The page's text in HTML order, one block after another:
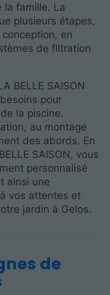
la famille. La
plusieurs étapes,
en
de filtration
BELLE SAISON
pour
la piscine.
au montage
des abords. En
SAISON, vous
personnalisé
ainsi une
vos attentes et
jardin à Gelos.
de